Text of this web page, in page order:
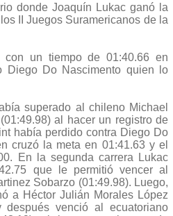
donde Joaquín Lukac ganó la
II Juegos Suramericanos de la
un tiempo de 01:40.66 en
Diego Do Nascimento quien lo
superado al chileno Michael
al hacer un registro de
había perdido contra Diego Do
cruzó la meta en 01:41.63 y el
En la segunda carrera Lukac
que le permitió vencer al
Sobarzo (01:49.98). Luego,
a Héctor Julián Morales López
después venció al ecuatoriano